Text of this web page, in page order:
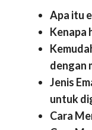
Apa itu
Kenapa
dengan
Jenis
untuk
Cara